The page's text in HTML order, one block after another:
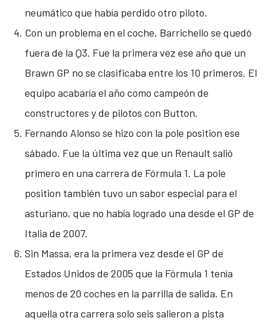
neumático que había perdido otro piloto.
Con un problema en el coche, Barrichello se quedó
fuera de la Q3. Fue la primera vez ese año que un
Brawn GP no se clasificaba entre los 10 primeros. El
equipo acabaría el año como campeón de
constructores y de pilotos con Button.
Fernando Alonso se hizo con la pole position ese
sábado. Fue la última vez que un Renault salió
primero en una carrera de Fórmula 1. La pole
position también tuvo un sabor especial para el
asturiano, que no había logrado una desde el GP de
Italia de 2007.
Sin Massa, era la primera vez desde el GP de
Estados Unidos de 2005 que la Fórmula 1 tenía
menos de 20 coches en la parrilla de salida. En
aquella otra carrera solo seis salieron a pista